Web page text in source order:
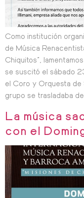
Como institución
de Música
Chiquitos”,
se suscitó el sábado
el Coro y Orquesta de
grupo se trasladaba
La música
con el